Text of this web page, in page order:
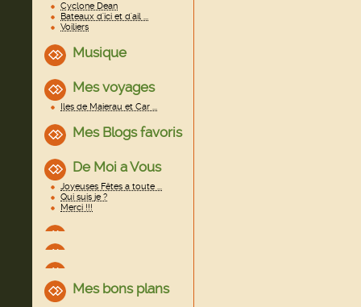
Cyclone Dean
Bateaux d'ici et d'ail ...
Voiliers
Musique
Mes voyages
Iles de Maierau et Car ...
Mes Blogs favoris
De Moi a Vous
Joyeuses Fêtes a toute ...
Qui suis je ?
Merci !!!
Mes bons plans